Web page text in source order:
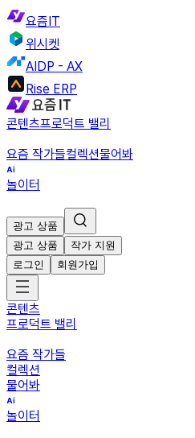
요즘IT
위시켓
AIDP - AX
Rise ERP
콘텐츠프로덕트 밸리
요즘 작가들컬렉션물어봐
놀이터
광고 상품
광고 상품
작가 지원
로그인
회원가입
콘텐츠
프로덕트 밸리
요즘 작가들
컬렉션
물어봐
놀이터